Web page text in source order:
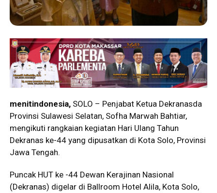
menitindonesia, SOLO – Penjabat Ketua Dekranasda
Provinsi Sulawesi Selatan, Sofha Marwah Bahtiar,
mengikuti rangkaian kegiatan Hari Ulang Tahun
Dekranas ke-44 yang dipusatkan di Kota Solo, Provinsi
Jawa Tengah.
Puncak HUT ke -44 Dewan Kerajinan Nasional
(Dekranas) digelar di Ballroom Hotel Alila, Kota Solo,